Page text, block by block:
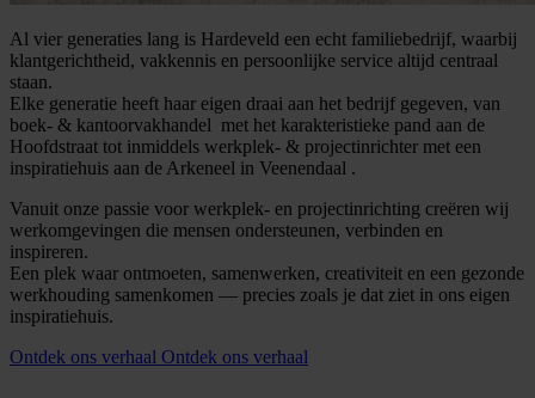
Al vier generaties lang is Hardeveld een echt familiebedrijf, waarbij
klantgerichtheid, vakkennis en persoonlijke service altijd centraal
staan.
Elke generatie heeft haar eigen draai aan het bedrijf gegeven, van
boek- & kantoorvakhandel met het karakteristieke pand aan de
Hoofdstraat tot inmiddels werkplek- & projectinrichter met een
inspiratiehuis aan de Arkeneel in Veenendaal .
Vanuit onze passie voor werkplek- en projectinrichting creëren wij
werkomgevingen die mensen ondersteunen, verbinden en
inspireren.
Een plek waar ontmoeten, samenwerken, creativiteit en een gezonde
werkhouding samenkomen — precies zoals je dat ziet in ons eigen
inspiratiehuis.
Ontdek ons verhaal Ontdek ons verhaal